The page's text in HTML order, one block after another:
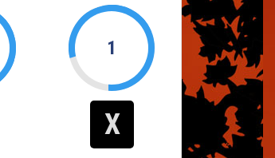
1
X